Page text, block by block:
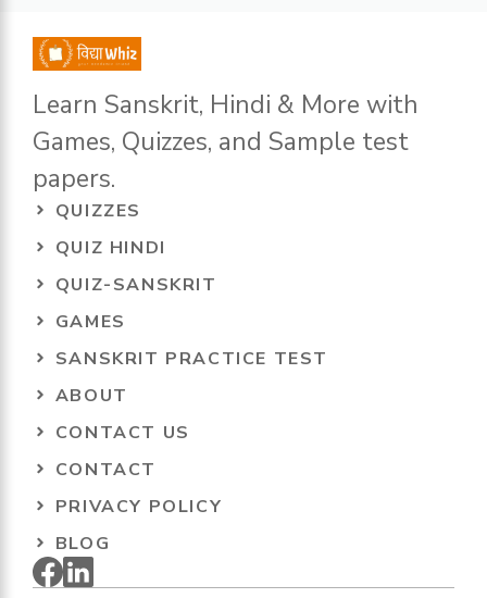
Learn Sanskrit, Hindi & More with
Games, Quizzes, and Sample test
papers.
QUIZZES
QUIZ HINDI
QUIZ-SANSKRIT
GAMES
SANSKRIT PRACTICE TEST
ABOUT
CONTACT US
CONTACT
PRIVACY POLICY
BLOG